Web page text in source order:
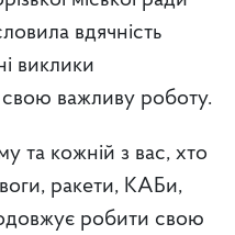
вдячність
виклики
важливу роботу.
та кожній з вас, хто
ракети, КАБи,
робити свою